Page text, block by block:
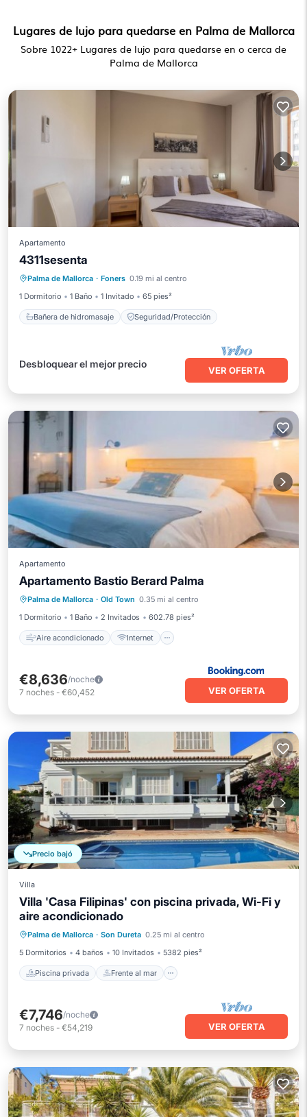
Lugares de lujo para quedarse en Palma de Mallorca
Sobre 1022+ Lugares de lujo para quedarse en o cerca de
Palma de Mallorca
Apartamento
4311sesenta
Palma de Mallorca · Foners 0.19 mi al centro
1 Dormitorio
1 Baño 1 Invitado 65 pies²
Bañera de hidromasaje Seguridad/Protección
Bañera de hidromasaje
Seguridad/Protección
Desbloquear el mejor precio
VER OFERTA
Apartamento
Apartamento Bastio Berard Palma
Palma de Mallorca · Old Town 0.35 mi al centro
1 Dormitorio
1 Baño 2 Invitados 602.78 pies²
Aire acondicionado Internet
Aire acondicionado
Internet
Apto para niños
Seguridad/Protección
€8,636/noche
7 noches - €60,452 VER OFERTA
Precio bajó
Villa
Villa 'Casa Filipinas' con piscina privada, Wi-Fi y
aire acondicionado
Palma de Mallorca · Son Dureta 0.25 mi al centro
5 Dormitorios
4 baños 10 Invitados 5382 pies²
Piscina privada Frente al mar
Piscina privada
Aparcamiento
Piscina
€7,746/noche
7 noches - €54,219 VER OFERTA